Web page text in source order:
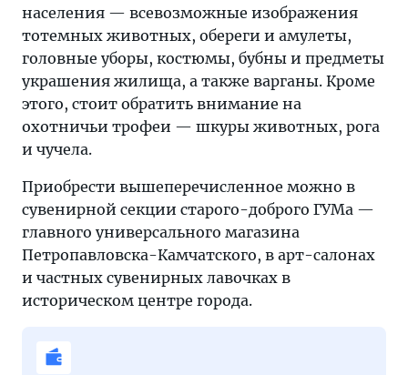
населения — всевозможные изображения
тотемных животных, обереги и амулеты,
головные уборы, костюмы, бубны и предметы
украшения жилища, а также варганы. Кроме
этого, стоит обратить внимание на
охотничьи трофеи — шкуры животных, рога
и чучела.
Приобрести вышеперечисленное можно в
сувенирной секции старого-доброго ГУМа —
главного универсального магазина
Петропавловска-Камчатского, в арт-салонах
и частных сувенирных лавочках в
историческом центре города.